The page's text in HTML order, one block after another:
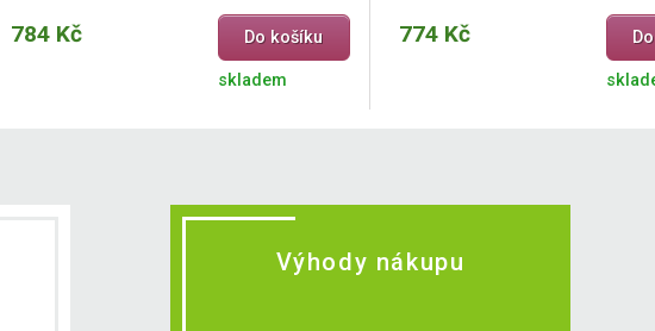
784 Kč Do košíku
skladem
774 Kč
Výhody nákupu